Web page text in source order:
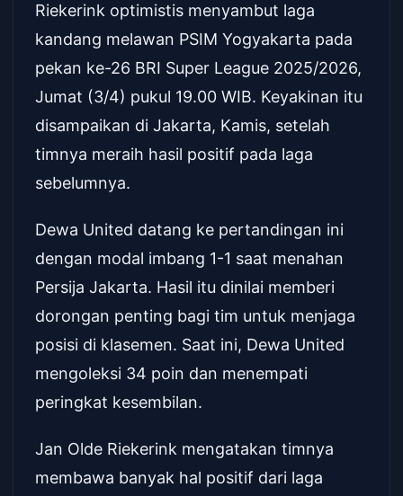
Riekerink optimistis menyambut laga
kandang melawan PSIM Yogyakarta pada
pekan ke-26 BRI Super League 2025/2026,
Jumat (3/4) pukul 19.00 WIB. Keyakinan itu
disampaikan di Jakarta, Kamis, setelah
timnya meraih hasil positif pada laga
sebelumnya.
Dewa United datang ke pertandingan ini
dengan modal imbang 1-1 saat menahan
Persija Jakarta. Hasil itu dinilai memberi
dorongan penting bagi tim untuk menjaga
posisi di klasemen. Saat ini, Dewa United
mengoleksi 34 poin dan menempati
peringkat kesembilan.
Jan Olde Riekerink mengatakan timnya
membawa banyak hal positif dari laga